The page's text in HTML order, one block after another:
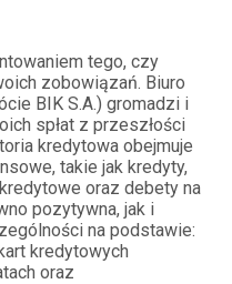
tego, czy
zobowiązań. Biuro
BIK S.A.) gromadzi i
spłat z przeszłości
kredytowa obejmuje
takie jak kredyty,
oraz debety na
pozytywna, jak i
na podstawie:
kredytowych
oraz